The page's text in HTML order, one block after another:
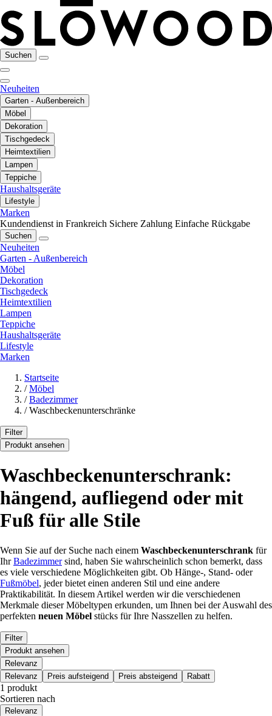
Suchen
Neuheiten
Garten - Außenbereich
Möbel
Dekoration
Tischgedeck
Heimtextilien
Lampen
Teppiche
Haushaltsgeräte
Lifestyle
Marken
Kundendienst in Frankreich Sichere Zahlung Einfache Rückgabe
Suchen
Neuheiten
Garten - Außenbereich
Möbel
Dekoration
Tischgedeck
Heimtextilien
Lampen
Teppiche
Haushaltsgeräte
Lifestyle
Marken
Startseite
/ Möbel
/ Badezimmer
/ Waschbeckenunterschränke
Filter
Produkt ansehen
Waschbeckenunterschrank:
hängend, aufliegend oder mit
Fuß für alle Stile
Wenn Sie auf der Suche nach einem Waschbeckenunterschrank für
IhrBadezimmersind, haben Sie wahrscheinlich schon bemerkt, dass
es viele verschiedene Möglichkeiten gibt. Ob Hänge-, Stand- oder
Fußmöbel, jeder bietet einen anderen Stil und eine andere
Praktikabilität. In diesem Artikel werden wir die verschiedenen
Merkmale dieser Möbeltypen erkunden, um Ihnen bei der Auswahl des
perfekten neuen Möbel stücks für Ihre Nasszellen zu helfen.
Filter
Produkt ansehen
Relevanz
Relevanz
Preis aufsteigend Preis absteigend Rabatt
1 produkt
Sortieren nach
Relevanz